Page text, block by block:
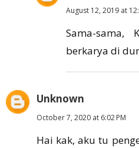
August 12, 2019 at
Sama-sama,
berkarya di
Unknown
October 7, 2020 at 6:02 PM
Hai kak, aku tu